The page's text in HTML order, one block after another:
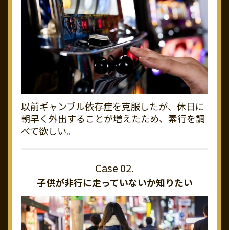
以前ギャンブル依存症を克服したが、休日に
朝早く外出することが増えたため、素行を調
べて欲しい。
子供が非行に走っていないか知りたい